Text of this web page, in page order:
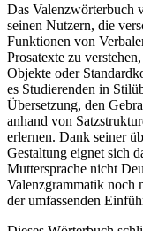
Das Valenzwörterbuch
seinen Nutzern, die
Funktionen von
Prosatexte zu
Objekte oder
es Studierenden in
Übersetzung, den
anhand von
erlernen. Dank seiner
Gestaltung eignet sich
Muttersprache nicht
Valenzgrammatik noch
der umfassenden